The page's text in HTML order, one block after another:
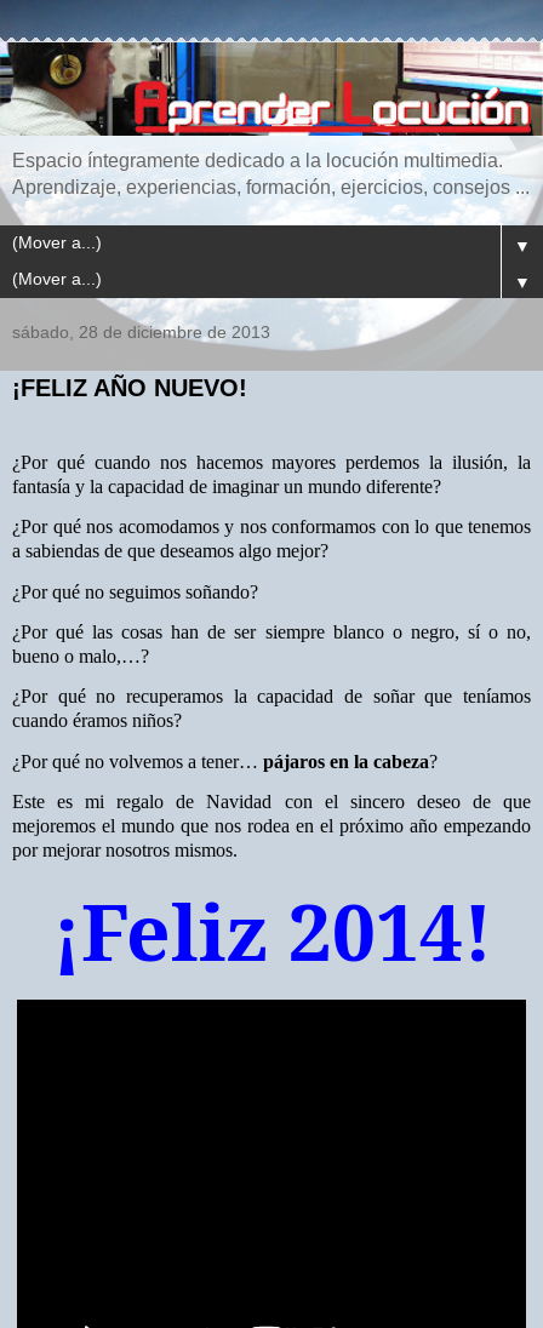
Espacio íntegramente dedicado a la locución multimedia.
Aprendizaje, experiencias, formación, ejercicios, consejos ...
▼
▼
sábado, 28 de diciembre de 2013
¡FELIZ AÑO NUEVO!
¿Por qué cuando nos hacemos mayores perdemos la ilusión, la
fantasía y la capacidad de imaginar un mundo diferente?
¿Por qué nos acomodamos y nos conformamos con lo que tenemos
a sabiendas de que deseamos algo mejor?
¿Por qué no seguimos soñando?
¿Por qué las cosas han de ser siempre blanco o negro, sí o no,
bueno o malo,…?
¿Por qué no recuperamos la capacidad de soñar que teníamos
cuando éramos niños?
¿Por qué no volvemos a tener… pájaros en la cabeza?
Este es mi regalo de Navidad con el sincero deseo de que
mejoremos el mundo que nos rodea en el próximo año empezando
por mejorar nosotros mismos.
¡Feliz 2014!